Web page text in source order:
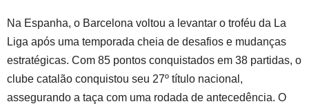
Na Espanha, o Barcelona voltou a levantar o troféu da La
Liga após uma temporada cheia de desafios e mudanças
estratégicas. Com 85 pontos conquistados em 38 partidas, o
clube catalão conquistou seu 27º título nacional,
assegurando a taça com uma rodada de antecedência. O